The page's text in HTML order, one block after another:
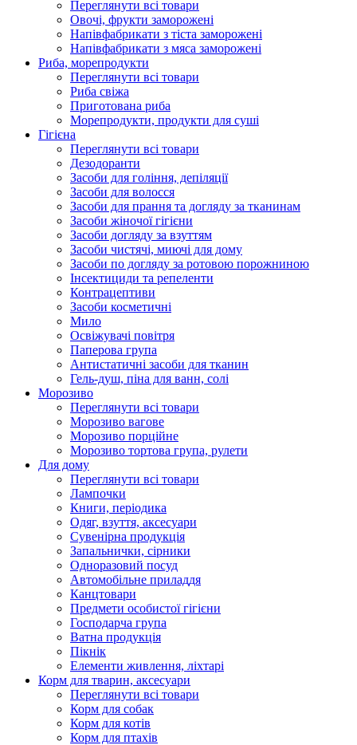
Переглянути всі товари
Овочі, фрукти заморожені
Напівфабрикати з тіста заморожені
Напівфабрикати з мяса заморожені
Риба, морепродукти
Переглянути всі товари
Риба свіжа
Приготована риба
Морепродукти, продукти для суші
Гігієна
Переглянути всі товари
Дезодоранти
Засоби для гоління, депіляції
Засоби для волосся
Засоби для прання та догляду за тканинам
Засоби жіночої гігієни
Засоби догляду за взуттям
Засоби чистячі, миючі для дому
Засоби по догляду за ротовою порожниною
Інсектициди та репеленти
Контрацептиви
Засоби косметичні
Мило
Освіжувачі повітря
Паперова група
Антистатичні засоби для тканин
Гель-душ, піна для ванн, солі
Морозиво
Переглянути всі товари
Морозиво вагове
Морозиво порційне
Морозиво тортова група, рулети
Для дому
Переглянути всі товари
Лампочки
Книги, періодика
Одяг, взуття, аксесуари
Сувенірна продукція
Запальнички, сірники
Одноразовий посуд
Автомобільне приладдя
Канцтовари
Предмети особистої гігієни
Господарча група
Ватна продукція
Пікнік
Елементи живлення, ліхтарі
Корм для тварин, аксесуари
Переглянути всі товари
Корм для собак
Корм для котів
Корм для птахів